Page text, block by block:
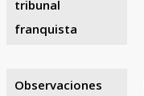
tribunal
franquista
Observaciones